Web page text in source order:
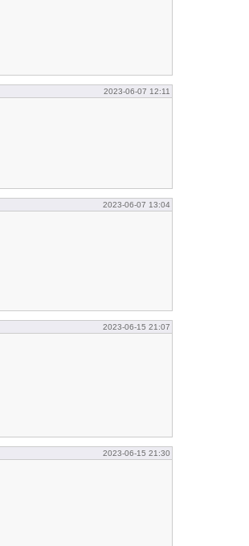
2023-06-07 12:11
2023-06-07 13:04
2023-06-15 21:07
2023-06-15 21:30